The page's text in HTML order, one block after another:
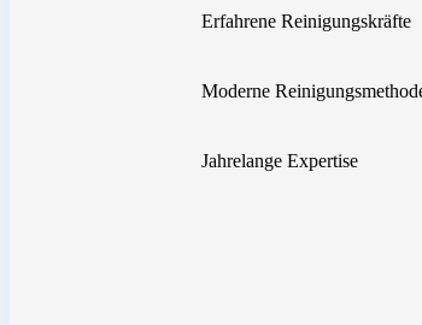
Erfahrene Reinigungskräfte
Moderne
Jahrelange Expertise